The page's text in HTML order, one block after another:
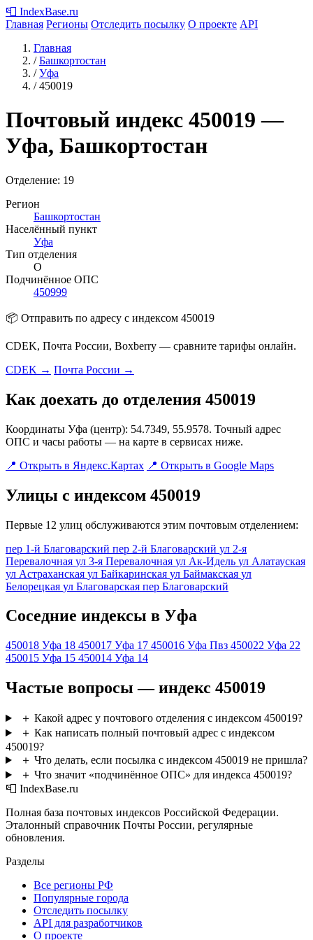
📮 IndexBase.ru
Главная Регионы Отследить посылку О проекте API
Главная
/ Башкортостан
/ Уфа
/ 450019
Почтовый индекс 450019 —
Уфа, Башкортостан
Отделение: 19
Регион
Башкортостан
Населённый пункт
Уфа
Тип отделения
О
Подчинённое ОПС
450999
📦 Отправить по адресу с индексом 450019
CDEK, Почта России, Boxberry — сравните тарифы онлайн.
CDEK → Почта России →
Как доехать до отделения 450019
Координаты Уфа (центр): 54.7349, 55.9578. Точный адрес
ОПС и часы работы — на карте в сервисах ниже.
📍 Открыть в Яндекс.Картах 📍 Открыть в Google Maps
Улицы с индексом 450019
Первые 12 улиц обслуживаются этим почтовым отделением:
пер 1-й Благоварский пер 2-й Благоварский ул 2-я
Перевалочная ул 3-я Перевалочная ул Ак-Идель ул Алатауская
ул Астраханская ул Байкаринская ул Баймакская ул
Белорецкая ул Благоварская пер Благоварский
Соседние индексы в Уфа
450018 Уфа 18 450017 Уфа 17 450016 Уфа Пвз 450022 Уфа 22
450015 Уфа 15 450014 Уфа 14
Частые вопросы — индекс 450019
＋ Какой адрес у почтового отделения с индексом 450019?
＋ Как написать полный почтовый адрес с индексом
450019?
＋ Что делать, если посылка с индексом 450019 не пришла?
＋ Что значит «подчинённое ОПС» для индекса 450019?
📮 IndexBase.ru
Полная база почтовых индексов Российской Федерации.
Эталонный справочник Почты России, регулярные
обновления.
Разделы
Все регионы РФ
Популярные города
Отследить посылку
API для разработчиков
О проекте